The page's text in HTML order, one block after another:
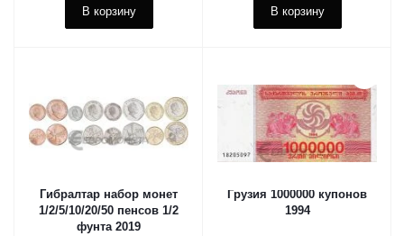
В корзину В корзину
Гибралтар набор монет
1/2/5/10/20/50 пенсов 1/2
фунта 2019
Грузия 1000000 купонов
1994